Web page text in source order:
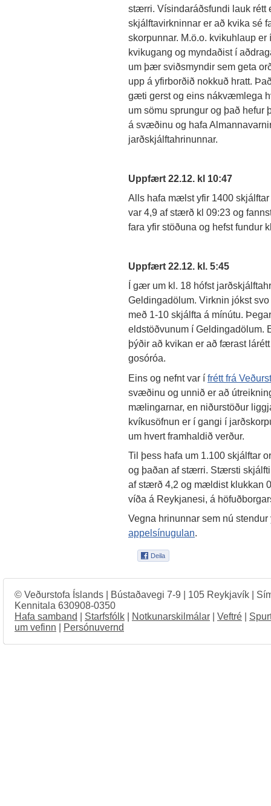
stærri. Vísindaráðsfundi lauk rétt
skjálftavirkninnar er að kvika sé
skorpunnar. M.ö.o. kvikuhlaup
kvikugang og myndaðist í
um þær sviðsmyndir sem geta
upp á yfirborðið nokkuð hratt.
gæti gerst og eins nákvæmlega
um sömu sprungur og það hefur
á svæðinu og hafa
jarðskjálftahrinunnar.
Uppfært 22.12. kl 10:47
Alls hafa mælst yfir 1400
var 4,9 af stærð kl 09:23 og
fara yfir stöðuna og hefst fundur
Uppfært 22.12. kl. 5:45
Í gær um kl. 18 hófst
Geldingadölum. Virknin jókst
með 1-10 skjálfta á mínútu.
eldstöðvunum í Geldingadölum.
þýðir að kvikan er að færast
gosóróa.
Eins og nefnt var ífrétt frá
svæðinu og unnið er að
mælingarnar, en niðurstöður
kvíkusöfnun er í gangi í
um hvert framhaldið verður.
Til þess hafa um 1.100 skjálftar
og þaðan af stærri. Stærsti
af stærð 4,2 og mældist klukkan
víða á Reykjanesi, á
Vegna hrinunnar sem nú
appelsínugulan.
© Veðurstofa Íslands | Bústaðavegi 7-9 | 105 Reykjavík |
Kennitala 630908-0350
Hafa samband
Starfsfólk Notkunarskilmálar Veftré
um vefinn
Persónuvernd